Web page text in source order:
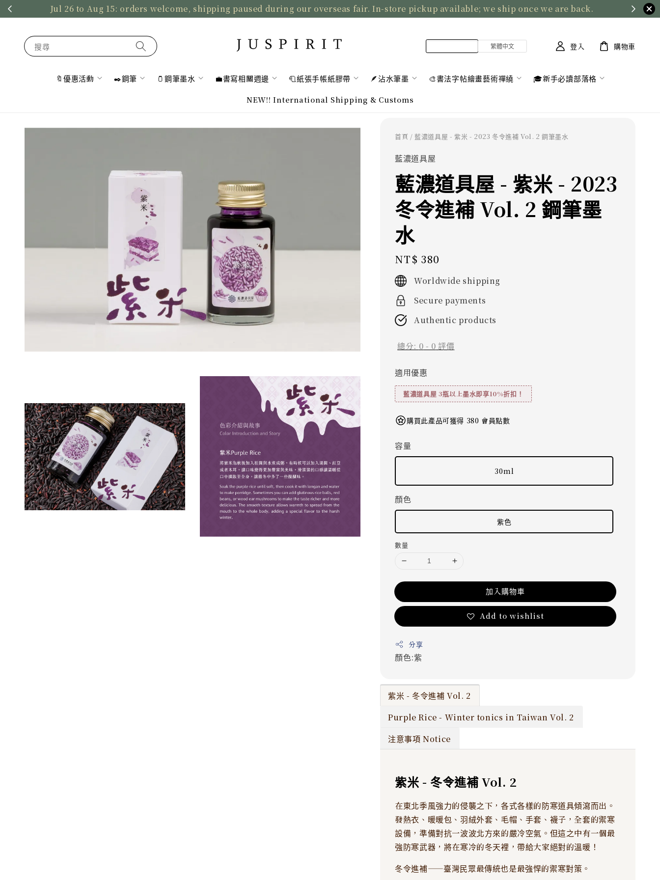
Jul 26 to Aug 15: orders welcome, shipping paused during our overseas fair. In-store pickup available; we ship once we are back.
搜尋
🔖優惠活動 ✒️鋼筆 🫙鋼筆墨水 💼書寫相關週邊 🧻紙張手帳紙膠帶 🪶沾水筆墨 🎨書法字帖繪畫藝術禪繞 🎓新手必讀部落格
NEW!! International Shipping & Customs
登入 購物車
首頁 / 藍濃道具屋 - 紫米 - 2023 冬令進補 Vol. 2 鋼筆墨水
藍濃道具屋
藍濃道具屋 - 紫米 - 2023
冬令進補 Vol. 2 鋼筆墨
水
Regular
price
NT$ 380
Worldwide shipping
Secure payments
Authentic products
總分: 0 - 0 評價
適用優惠
藍濃道具屋 3瓶以上墨水即享10%折扣！
購買此產品可獲得 380 會員點數
容量
30ml
顏色
紫色
數量
加入購物車
Add to wishlist
分享
顏色:紫
紫米 - 冬令進補 Vol. 2
Purple Rice - Winter tonics in Taiwan Vol. 2
注意事項 Notice
紫米 - 冬令進補 Vol. 2
在東北季風強力的侵襲之下，各式各樣的防寒道具傾瀉而出。
發熱衣、暖暖包、羽絨外套、毛帽、手套、襪子，全套的禦寒
設備，準備對抗一波波北方來的嚴冷空氣。但這之中有一個最
強防寒武器，將在寒冷的冬天裡，帶給大家絕對的溫暖！
冬令進補——臺灣民眾最傳統也是最強悍的禦寒對策。